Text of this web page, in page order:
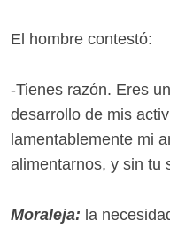
El hombre contestó:
-Tienes razón. Eres
desarrollo de mis
lamentablemente mi
alimentarnos, y sin tu
Moraleja: la